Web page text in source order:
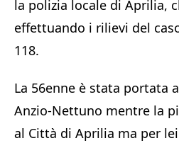
la polizia locale di Aprilia,
effettuando i rilievi del
118.
La 56enne è stata portata
Anzio-Nettuno mentre la
al Città di Aprilia ma per